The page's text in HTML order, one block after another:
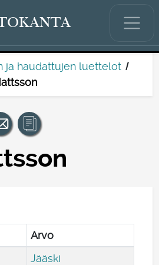
ja haudattujen luettelot
Arvo
Jääski